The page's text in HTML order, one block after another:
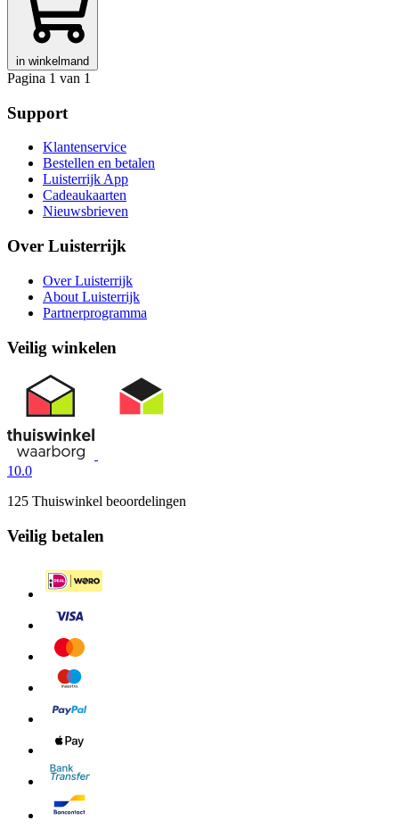
in winkelmand
Pagina 1 van 1
Support
Klantenservice
Bestellen en betalen
Luisterrijk App
Cadeaukaarten
Nieuwsbrieven
Over Luisterrijk
Over Luisterrijk
About Luisterrijk
Partnerprogramma
Veilig winkelen
10.0
125 Thuiswinkel beoordelingen
Veilig betalen